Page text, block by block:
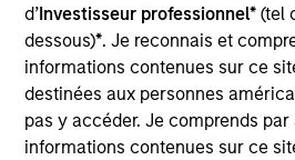
d’Investisseur professionnel*(tel
dessous)*. Je reconnais et
informations contenues sur ce
destinées aux personnes
pas y accéder. Je comprends
informations contenues sur ce
Transaction Type
Minority
Headquartered in Beijing,
National Graduate Entrance
training service provider in